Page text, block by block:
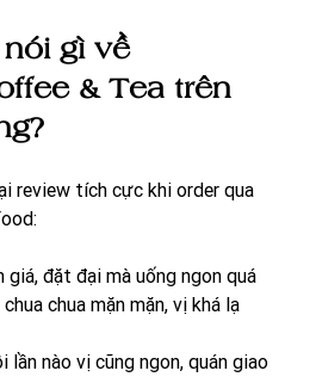
gì về
& Tea trên
review tích cực khi order qua
giá, đặt đại mà uống ngon quá
chua mặn mặn, vị khá lạ
lần nào vị cũng ngon, quán giao